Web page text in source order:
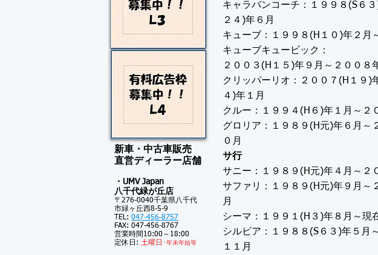
キャラバンコーチ：１９９８(S６
２４)年６月
キューブ：１９９８(H１０)年２月
キューブキュービック：
２００３(H１５)年９月～２００８
クリッパーリオ：２００７(H１９)
４)年１月
クルー：１９９４(H６)年１月～２
グロリア：１９８９(H元)年６月～
０月
サ行
サニー：１９８９(H元)年４月～２
サファリ：１９８９(H元)年９月～
月
シーマ：１９９１(H３)年８月～現
シルビア：１９８８(S６３)年５月
１１月
新車・中古車販売
​直営ディーラー店舗
・UMV Japan
八千代緑が丘店
〒276-0040千葉県八千代
市緑ヶ丘西8-5-9
TEL: 047-456-8757
FAX: 047-456-8767
営業時間10:00～18:00
定休日: 土曜日･ 年末年始等